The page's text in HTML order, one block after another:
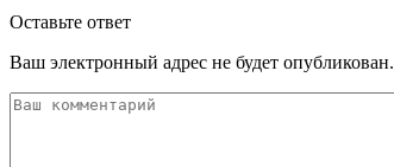
Оставьте ответ
Ваш электронный адрес не будет опубликован.